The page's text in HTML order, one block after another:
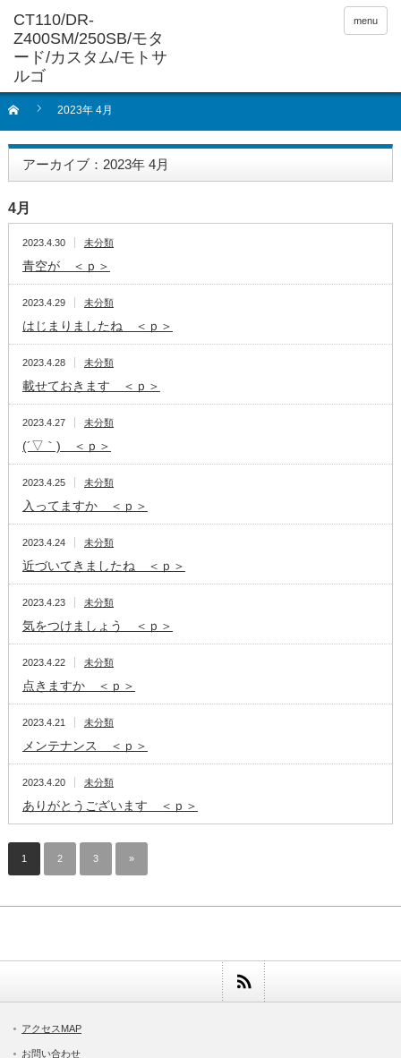
menu
2023年 4月
アーカイブ：2023年 4月
4月
2023.4.30 未分類
青空が ＜ｐ＞
2023.4.29 未分類
はじまりましたね ＜ｐ＞
2023.4.28 未分類
載せておきます ＜ｐ＞
2023.4.27 未分類
(´▽｀) ＜ｐ＞
2023.4.25 未分類
入ってますか ＜ｐ＞
2023.4.24 未分類
近づいてきましたね ＜ｐ＞
2023.4.23 未分類
気をつけましょう ＜ｐ＞
2023.4.22 未分類
点きますか ＜ｐ＞
2023.4.21 未分類
メンテナンス ＜ｐ＞
2023.4.20 未分類
ありがとうございます ＜ｐ＞
1 2 3 »
アクセスMAP
お問い合わせ